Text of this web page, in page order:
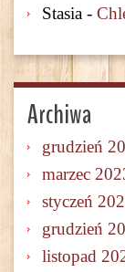
Stasia -
Archiwa
grudzień
marzec
styczeń
grudzień
listopad